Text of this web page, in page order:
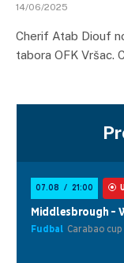
14/06/2025
Cherif Atab Diouf
tabora OFK Vršac.